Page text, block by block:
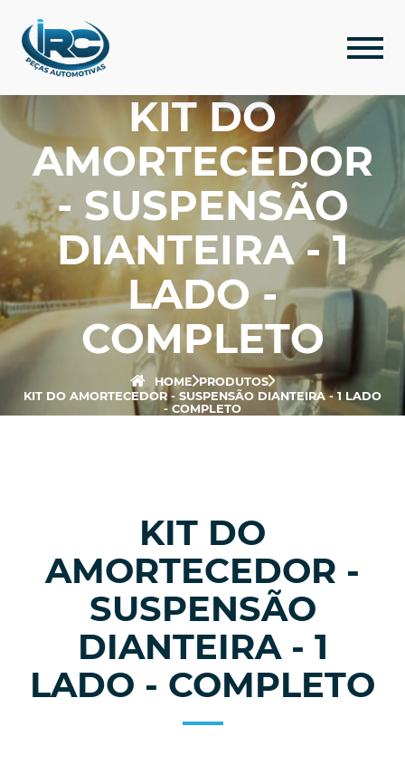
KIT DO
AMORTECEDOR
- SUSPENSÃO
DIANTEIRA - 1
LADO -
COMPLETO
HOME PRODUTOS
KIT DO AMORTECEDOR - SUSPENSÃO DIANTEIRA - 1 LADO
- COMPLETO
KIT DO
AMORTECEDOR -
SUSPENSÃO
DIANTEIRA - 1
LADO - COMPLETO